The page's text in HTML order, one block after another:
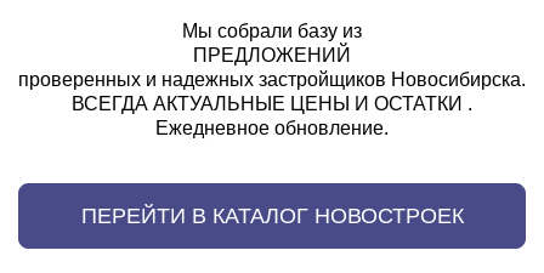
Мы собрали базу из
ПРЕДЛОЖЕНИЙ
проверенных и надежных застройщиков Новосибирска.
ВСЕГДА АКТУАЛЬНЫЕ ЦЕНЫ И ОСТАТКИ .
Ежедневное обновление.
ПЕРЕЙТИ В КАТАЛОГ НОВОСТРОЕК